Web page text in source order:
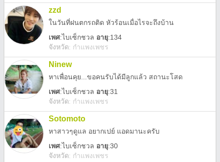
zzd
ในวันที่ฝนตกรถติด หัวร้อนเมื่อไรจะถึงบ้าน
เพศ:ไบเซ็กชวล อายุ:134
จังหวัด: กำแพงเพชร
Ninew
หาเพื่อนคุย...ขอคนรับได้มีลูกแล้ว สถานะโสด
เพศ:ไบเซ็กชวล อายุ:31
จังหวัด: กำแพงเพชร
Sotomoto
หาสาวๆดูแล อยากเปย์ แอดมานะครับ
เพศ:ไบเซ็กชวล อายุ:30
จังหวัด: กำแพงเพชร